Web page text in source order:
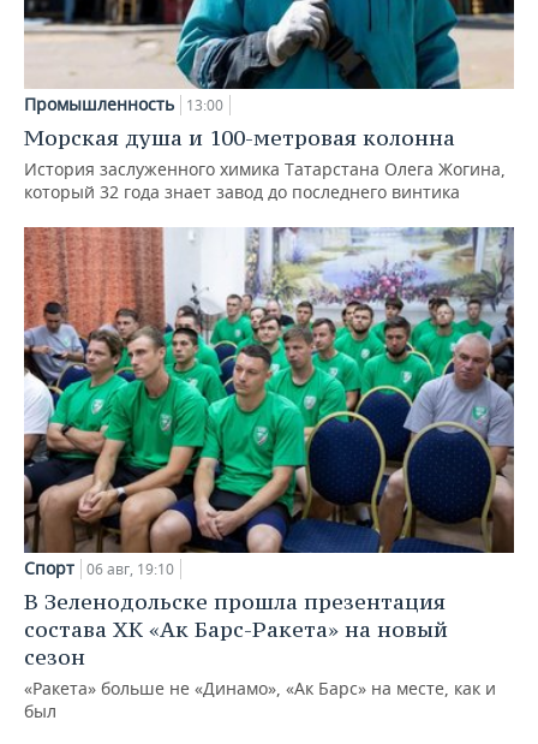
Промышленность 13:00
Морская душа и 100-метровая колонна
История заслуженного химика Татарстана Олега Жогина,
который 32 года знает завод до последнего винтика
Спорт 06 авг, 19:10
В Зеленодольске прошла презентация
состава ХК «Ак Барс-Ракета» на новый
сезон
«Ракета» больше не «Динамо», «Ак Барс» на месте, как и
был